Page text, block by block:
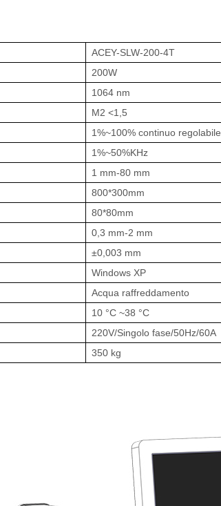
ACEY-SLW-200-4T
200W
1064 nm
M2<1,5
1%~100%continuo regolabile
1%~50%KHz
1 mm-80 mm
800*300mm
80*80mm
0,3 mm-2 mm
±0,003 mm
Windows XP
Acqua raffreddamento
10 °C~38 °C
220V/Singolofase/50Hz/60A
350 kg